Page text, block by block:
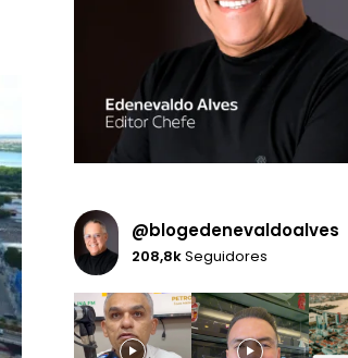
@blogedenevaldoalves
208,8kSeguidores